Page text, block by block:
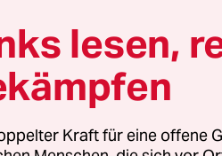
1980er Jahren
waren Sie auf der
Jahr zeigen Sie „Ihre
fast vergessene
die im 18.
diese historische
lesen,
Kraft für eine offene